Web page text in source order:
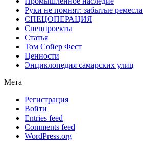
Руки не помнят: забытые
СПЕЦОПЕРАЦИЯ
Спецпроекты
Статья
Том Сойер Фест
Ценности
Энциклопедия самарских улиц
Мета
Регистрация
Войти
Entries feed
Comments feed
WordPress.org